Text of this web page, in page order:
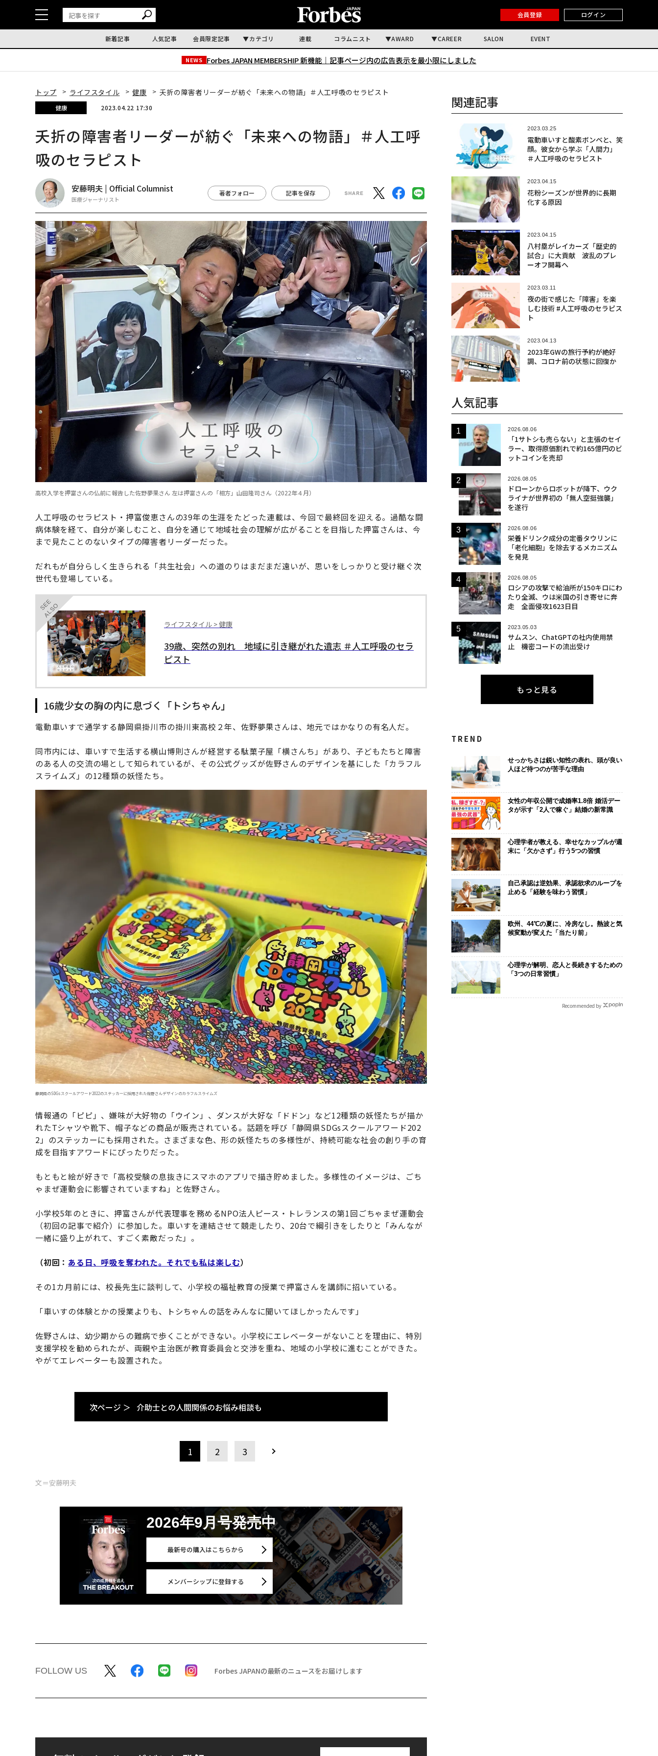
会員登録 ログイン
新着記事 人気記事 会員限定記事 カテゴリ 連載 コラムニスト AWARD CAREER SALON EVENT
NEWS Forbes JAPAN MEMBERSHIP 新機能｜ 記事ページ内の広告表示を最小限にしました
トップ ライフスタイル 健康 夭折の障害者リーダーが紡ぐ「未来への物語」＃人工呼吸のセラピスト
健康 2023.04.22 17:30
夭折の障害者リーダーが紡ぐ「未来への物語」＃人工呼
吸のセラピスト
安藤明夫 | Official Columnist
医療ジャーナリスト
著者フォロー 記事を保存
高校入学を押富さんの仏前に報告した佐野夢果さん 左は押富さんの「相方」山田隆司さん（2022年４月）
人工呼吸のセラピスト・押富俊恵さんの39年の生涯をたどった連載は、今回で最終回を迎える。過酷な闘
病体験を経て、自分が楽しむこと、自分を通じて地域社会の理解が広がることを目指した押富さんは、今
まで見たことのないタイプの障害者リーダーだった。
だれもが自分らしく生きられる「共生社会」への道のりはまだまだ遠いが、思いをしっかりと受け継ぐ次
世代も登場している。
SEE
ALSO
ライフスタイル > 健康
39歳、突然の別れ 地域に引き継がれた遺志 ＃人工呼吸のセラ
ピスト
16歳少女の胸の内に息づく「トシちゃん」
電動車いすで通学する静岡県掛川市の掛川東高校２年、佐野夢果さんは、地元ではかなりの有名人だ。
同市内には、車いすで生活する横山博則さんが経営する駄菓子屋「横さんち」があり、子どもたちと障害
のある人の交流の場として知られているが、その公式グッズが佐野さんのデザインを基にした「カラフル
スライムズ」の12種類の妖怪たち。
静岡県のSDGsスクールアワード2022のステッカーに採用された佐野さんデザインのカラフルスライムズ
情報通の「ピピ」、嫌味が大好物の「ウイン」、ダンスが大好な「ドドン」など12種類の妖怪たちが描か
れたTシャツや靴下、帽子などの商品が販売されている。話題を呼び「静岡県SDGsスクールアワード202
2」のステッカーにも採用された。さまざまな色、形の妖怪たちの多様性が、持続可能な社会の創り手の育
成を目指すアワードにぴったりだった。
もともと絵が好きで「高校受験の息抜きにスマホのアプリで描き貯めました。多様性のイメージは、ごち
ゃまぜ運動会に影響されていますね」と佐野さん。
小学校5年のときに、押富さんが代表理事を務めるNPO法人ピース・トレランスの第1回ごちゃまぜ運動会
（初回の記事で紹介）に参加した。車いすを連結させて競走したり、20台で綱引きをしたりと「みんなが
一緒に盛り上がれて、すごく素敵だった」。
（初回： ある日、呼吸を奪われた。それでも私は楽しむ）
その1カ月前には、校長先生に談判して、小学校の福祉教育の授業で押富さんを講師に招いている。
「車いすの体験とかの授業よりも、トシちゃんの話をみんなに聞いてほしかったんです」
佐野さんは、幼少期からの難病で歩くことができない。小学校にエレベーターがないことを理由に、特別
支援学校を勧められたが、両親や主治医が教育委員会と交渉を重ね、地域の小学校に進むことができた。
やがてエレベーターも設置された。
次ページ ＞ 介助士との人間関係のお悩み相談も
1 2 3
文＝安藤明夫
2026年9月号発売中
最新号の購入はこちらから
メンバーシップに登録する
FOLLOW US Forbes JAPANの最新のニュースをお届けします
関連記事
2023.03.25
電動車いすと酸素ボンベと、笑
顔。彼女から学ぶ「人間力」
＃人工呼吸のセラピスト
2023.04.15
花粉シーズンが世界的に長期
化する原因
2023.04.15
八村塁がレイカーズ「歴史的
試合」に大貢献 波乱のプレ
ーオフ開幕へ
2023.03.11
夜の街で感じた「障害」を楽
しむ技術 #人工呼吸のセラピス
ト
2023.04.13
2023年GWの旅行予約が絶好
調、コロナ前の状態に回復か
人気記事
2026.08.06
「1サトシも売らない」と主張のセイ
ラー、取得原価割れで約165億円のビ
ットコインを売却
2026.08.05
ドローンからロボットが降下、ウク
ライナが世界初の「無人空挺強襲」
を遂行
2026.08.06
栄養ドリンク成分の定番タウリンに
「老化細胞」を除去するメカニズム
を発見
2026.08.05
ロシアの攻撃で給油所が150キロにわ
たり全滅、ウは米国の引き寄せに奔
走 全面侵攻1623日目
2023.05.03
サムスン、ChatGPTの社内使用禁
止 機密コードの流出受け
もっと見る
TREND
せっかちさは鋭い知性の表れ、頭が良い
人ほど待つのが苦手な理由
女性の年収公開で成婚率1.8倍 婚活デー
タが示す「2人で稼ぐ」結婚の新常識
心理学者が教える、幸せなカップルが週
末に「欠かさず」行う5つの習慣
自己承認は逆効果、承認欲求のループを
止める「経験を味わう習慣」
欧州、44℃の夏に、冷房なし。熱波と気
候変動が変えた「当たり前」
心理学が解明、恋人と長続きするための
「3つの日常習慣」
Recommended by